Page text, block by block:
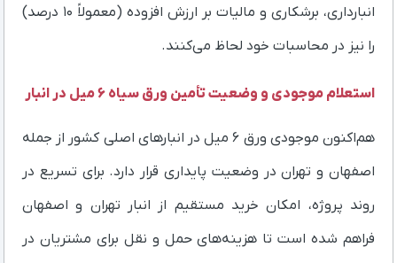
انبارداری، برشکاری و مالیات بر ارزش افزوده (معمولاً ۱۰ درصد)
را نیز در محاسبات خود لحاظ می‌کنند.
استعلام موجودی و وضعیت تأمین ورق سیاه ۶ میل در انبار
هم‌اکنون موجودی ورق ۶ میل در انبارهای اصلی کشور از جمله
اصفهان و تهران در وضعیت پایداری قرار دارد. برای تسریع در
روند پروژه، امکان خرید مستقیم از انبار تهران و اصفهان
فراهم شده است تا هزینه‌های حمل و نقل برای مشتریان در